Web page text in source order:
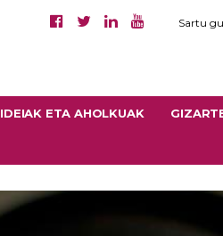
Sartu
IDEIAK ETA AHOLKUAK